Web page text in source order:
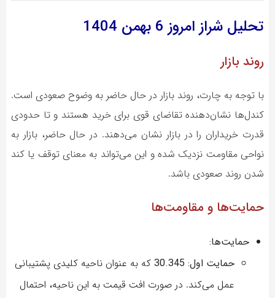
تحلیل شرازامروز 6 بهمن 1404
روند بازار
با توجه به چارت، روند بازار در حال حاضر به وضوح صعودی است.
کندل‌ها نشان‌دهنده تقاضای قوی برای خرید هستند و تا حدودی
قدرت خریداران را در بازار نشان می‌دهند. در حال حاضر، بازار به
نواحی مقاومت نزدیک شده و این می‌تواند به معنای توقف یا کند
شدن روند صعودی باشد.
حمایت‌ها و مقاومت‌ها
حمایت‌ها:
حمایت اول: 30.345
که به عنوان ناحیه کلیدی پشتیبانی
عمل می‌کند. در صورت افت قیمت به این ناحیه، احتمال